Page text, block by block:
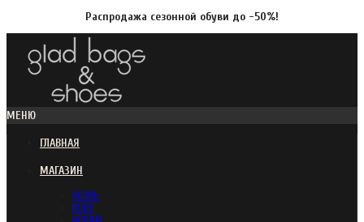
Распродажа сезонной обуви до -50%!
МЕНЮ
ГЛАВНАЯ
МАГАЗИН
ОБУВЬ
DUDE